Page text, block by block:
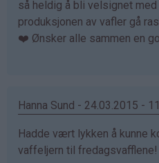
så heldig å bli velsignet
produksjonen av vafler gå
❤️ Ønsker alle sammen en
Hanna Sund - 24.03.2015 -
Hadde vært lykken å kunne
vaffeljern til fredagsvafflene!